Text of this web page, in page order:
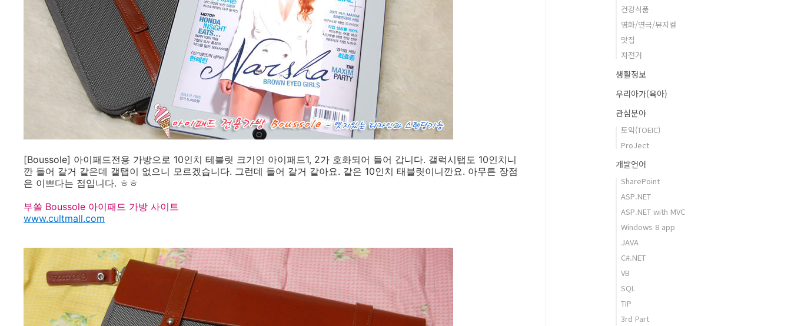
[Boussole] 아이패드전용 가방으로 10인치 테블릿 크기인 아이패드1, 2가 호화되어 들어 갑니다. 갤럭시탭도 10인치니
깐 들어 갈거 같은데 갤탭이 없으니 모르겠습니다. 그런데 들어 갈거 같아요. 같은 10인치 태블릿이니깐요. 아무튼 장점
은 이쁘다는 점입니다. ㅎㅎ
부쏠 Boussole 아이패드 가방 사이트
www.cultmall.com
건강식품
영화/연극/뮤지컬
맛집
자전거
생활정보
우리아가(육아)
관심분야
토익(TOEIC)
ProJect
개발언어
SharePoint
ASP.NET
ASP.NET with MVC
Windows 8 app
JAVA
C#.NET
VB
SQL
TIP
3rd Part